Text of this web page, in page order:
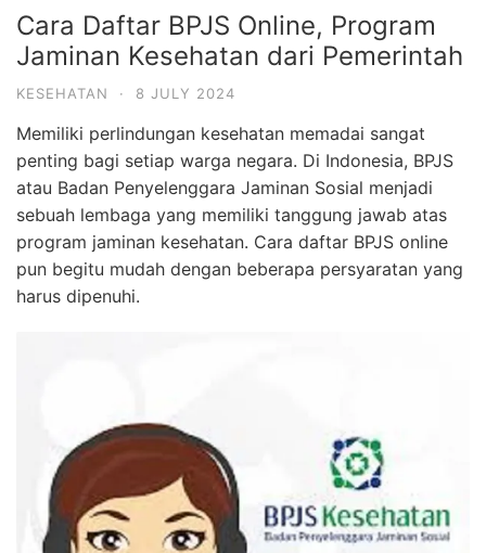
Cara Daftar BPJS Online, Program
Jaminan Kesehatan dari Pemerintah
KESEHATAN · 8 JULY 2024
Memiliki perlindungan kesehatan memadai sangat
penting bagi setiap warga negara. Di Indonesia, BPJS
atau Badan Penyelenggara Jaminan Sosial menjadi
sebuah lembaga yang memiliki tanggung jawab atas
program jaminan kesehatan. Cara daftar BPJS online
pun begitu mudah dengan beberapa persyaratan yang
harus dipenuhi.